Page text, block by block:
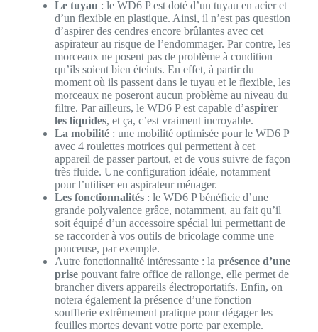
Le tuyau : le WD6 P est doté d’un tuyau en acier et
d’un flexible en plastique. Ainsi, il n’est pas question
d’aspirer des cendres encore brûlantes avec cet
aspirateur au risque de l’endommager. Par contre, les
morceaux ne posent pas de problème à condition
qu’ils soient bien éteints. En effet, à partir du
moment où ils passent dans le tuyau et le flexible, les
morceaux ne poseront aucun problème au niveau du
filtre. Par ailleurs, le WD6 P est capable d’aspirer
les liquides, et ça, c’est vraiment incroyable.
La mobilité: une mobilité optimisée pour le WD6 P
avec 4 roulettes motrices qui permettent à cet
appareil de passer partout, et de vous suivre de façon
très fluide. Une configuration idéale, notamment
pour l’utiliser en aspirateur ménager.
Les fonctionnalités: le WD6 P bénéficie d’une
grande polyvalence grâce, notamment, au fait qu’il
soit équipé d’un accessoire spécial lui permettant de
se raccorder à vos outils de bricolage comme une
ponceuse, par exemple.
Autre fonctionnalité intéressante : la présence d’une
prise pouvant faire office de rallonge, elle permet de
brancher divers appareils électroportatifs. Enfin, on
notera également la présence d’une fonction
soufflerie extrêmement pratique pour dégager les
feuilles mortes devant votre porte par exemple.